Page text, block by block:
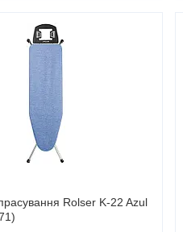
Rolser K-22 Azul